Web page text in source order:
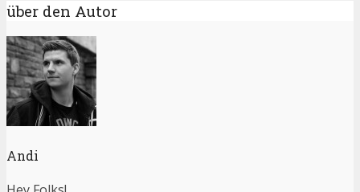
über den Autor
Andi